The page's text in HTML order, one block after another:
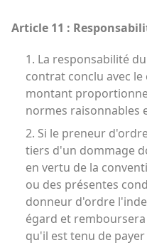
Article 11 :
1. La responsabilité
contrat conclu avec
montant
normes raisonnables
2. Si le preneur
tiers d'un dommage
en vertu de la
ou des présentes
donneur d'ordre
égard et
qu'il est tenu de payer